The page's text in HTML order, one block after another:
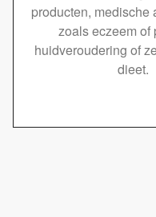
producten, medische
zoals eczeem of
huidveroudering of
dieet.